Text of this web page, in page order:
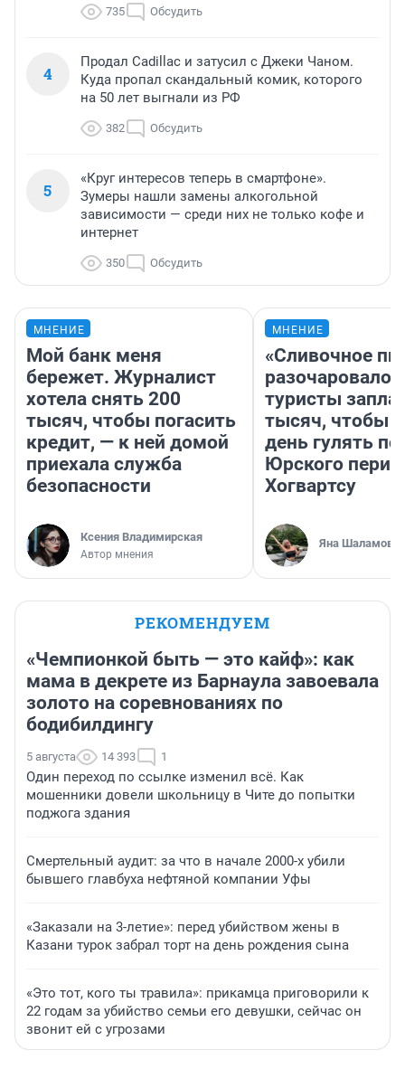
735 Обсудить
4
Продал Cadillac и затусил с Джеки Чаном.
Куда пропал скандальный комик, которого
на 50 лет выгнали из РФ
382 Обсудить
5
«Круг интересов теперь в смартфоне».
Зумеры нашли замены алкогольной
зависимости — среди них не только кофе и
интернет
350 Обсудить
МНЕНИЕ
Мой банк меня
бережет. Журналист
хотела снять 200
тысяч, чтобы погасить
кредит, — к ней домой
приехала служба
безопасности
Ксения Владимирская
Автор мнения
МНЕНИЕ
«Сливочное
разочаровало»:
туристы
тысяч, чтобы
день гулять по
Юрского
Хогвартсу
Яна Шаламова
РЕКОМЕНДУЕМ
«Чемпионкой быть — это кайф»: как
мама в декрете из Барнаула завоевала
золото на соревнованиях по
бодибилдингу
5 августа 14 393 1
Один переход по ссылке изменил всё. Как
мошенники довели школьницу в Чите до попытки
поджога здания
Смертельный аудит: за что в начале 2000-х убили
бывшего главбуха нефтяной компании Уфы
«Заказали на 3-летие»: перед убийством жены в
Казани турок забрал торт на день рождения сына
«Это тот, кого ты травила»: прикамца приговорили к
22 годам за убийство семьи его девушки, сейчас он
звонит ей с угрозами